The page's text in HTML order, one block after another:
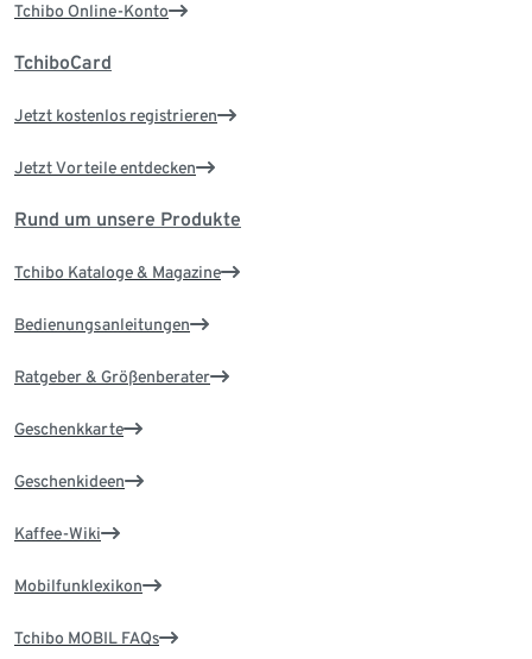
Tchibo Online-Konto
TchiboCard
Jetzt kostenlos registrieren
Jetzt Vorteile entdecken
Rund um unsere Produkte
Tchibo Kataloge & Magazine
Bedienungsanleitungen
Ratgeber & Größenberater
Geschenkkarte
Geschenkideen
Kaffee-Wiki
Mobilfunklexikon
Tchibo MOBIL FAQs